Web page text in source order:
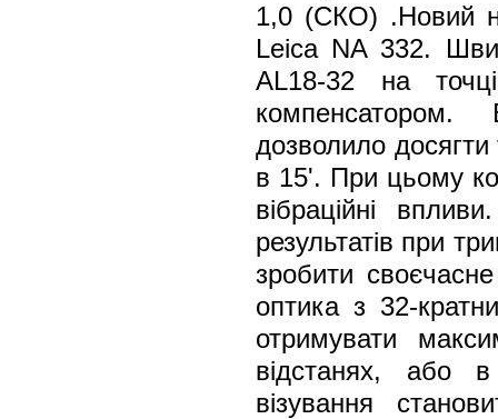
1,0 (СКО) .Новий
Leica NA 332.
AL18-32 на точці
компенсатором.
дозволило
в 15'. При цьому
вібраційні
результатів при
зробити
оптика з 32-
отримувати
відстанях, або
візування